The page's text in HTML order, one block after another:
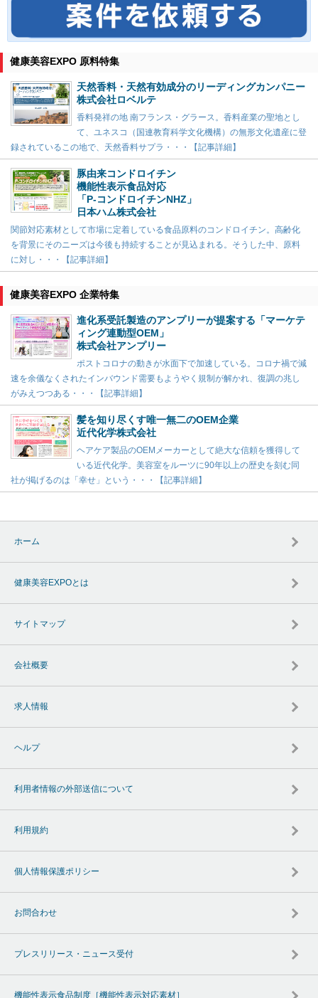
健康美容EXPO 原料特集
天然香料・天然有効成分のリーディングカンパニー
株式会社ロベルテ
香料発祥の地 南フランス・グラース。香料産業の聖地とし
て、ユネスコ（国連教育科学文化機構）の無形文化遺産に登
録されているこの地で、天然香料サプラ・・・【記事詳細】
豚由来コンドロイチン
機能性表示食品対応
「P-コンドロイチンNHZ」
日本ハム株式会社
関節対応素材として市場に定着している食品原料のコンドロイチン。高齢化
を背景にそのニーズは今後も持続することが見込まれる。そうした中、原料
に対し・・・【記事詳細】
健康美容EXPO 企業特集
進化系受託製造のアンプリーが提案する「マーケテ
ィング連動型OEM」
株式会社アンプリー
ポストコロナの動きが水面下で加速している。コロナ禍で減
速を余儀なくされたインバウンド需要もようやく規制が解かれ、復調の兆し
がみえつつある・・・【記事詳細】
髪を知り尽くす唯一無二のOEM企業
近代化学株式会社
ヘアケア製品のOEMメーカーとして絶大な信頼を獲得して
いる近代化学。美容室をルーツに90年以上の歴史を刻む同
社が掲げるのは「幸せ」という・・・【記事詳細】
ホーム
健康美容EXPOとは
サイトマップ
会社概要
求人情報
ヘルプ
利用者情報の外部送信について
利用規約
個人情報保護ポリシー
お問合わせ
プレスリリース・ニュース受付
機能性表示食品制度［機能性表示対応素材］